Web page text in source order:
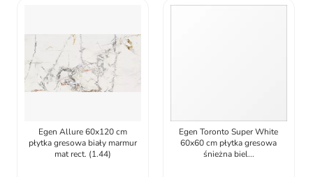
Egen Allure 60x120 cm
płytka gresowa biały marmur
mat rect. (1.44)
Egen Toronto Super White
60x60 cm płytka gresowa
śnieżna biel...